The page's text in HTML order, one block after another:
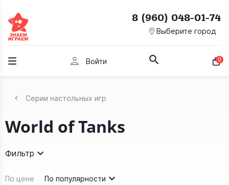
room Выберите город
8 (960) 048-01-74
person Войти 0
Серии настольных игр
World of Tanks
Фильтр
По цене По популярности